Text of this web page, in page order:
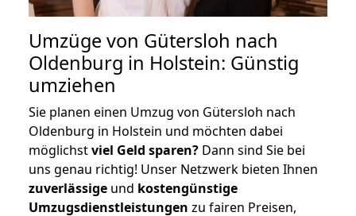
Umzüge von Gütersloh nach
Oldenburg in Holstein: Günstig
umziehen
Sie planen einen Umzug von Gütersloh nach
Oldenburg in Holstein und möchten dabei
möglichstviel Geld sparen? Dann sind Sie bei
uns genau richtig! Unser Netzwerk bieten Ihnen
zuverlässige und kostengünstige
Umzugsdienstleistungen zu fairen Preisen,